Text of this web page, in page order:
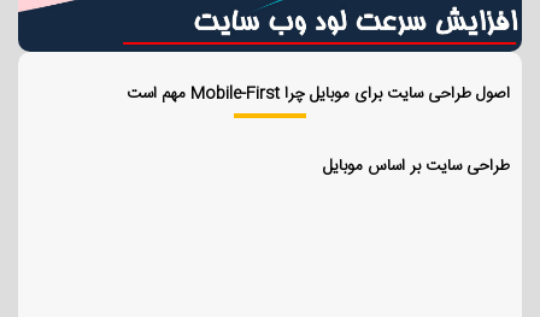
اصول طراحی سایت برای موبایل چرا Mobile-First مهم است
طراحی سایت بر اساس موبایل